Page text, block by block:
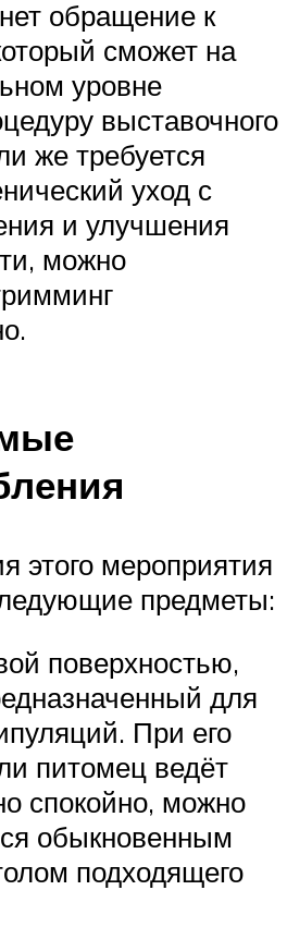
обращение к
сможет на
уровне
выставочного
же требуется
уход с
и улучшения
можно
этого мероприятия
предметы:
поверхностью,
для
При его
питомец ведёт
спокойно, можно
обыкновенным
подходящего